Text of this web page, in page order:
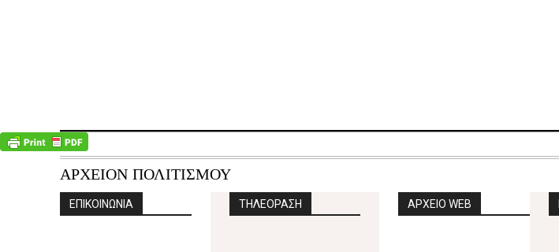
ΑΡΧΕΙΟΝ ΠΟΛΙΤΙΣΜΟΥ
ΕΠΙΚΟΙΝΩΝΙΑ ΤΗΛΕΟΡΑΣΗ ΑΡΧΕΙΟ WEB